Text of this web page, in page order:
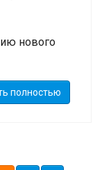
нового
полностью